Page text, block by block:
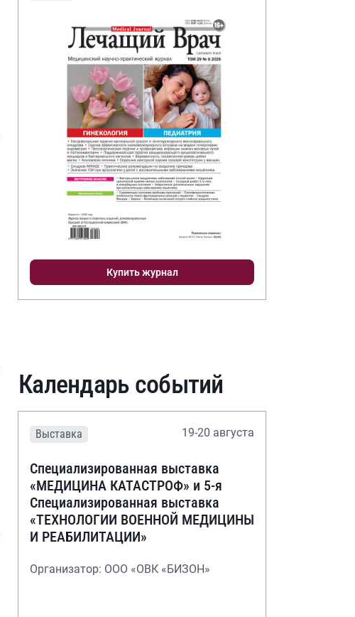
Купить журнал
Календарь событий
Выставка 19-20 августа
Специализированная выставка
«МЕДИЦИНА КАТАСТРОФ» и 5-я
Специализированная выставка
«ТЕХНОЛОГИИ ВОЕННОЙ МЕДИЦИНЫ
И РЕАБИЛИТАЦИИ»
Организатор: ООО «ОВК «БИЗОН»